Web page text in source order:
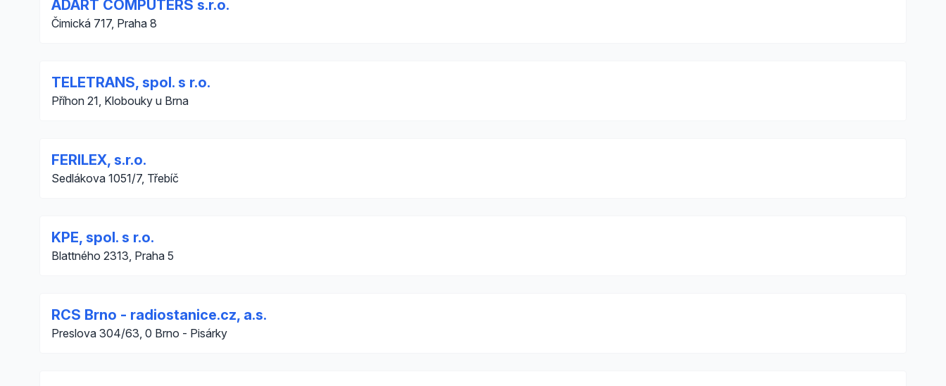
ADART COMPUTERS s.r.o.
Čimická 717, Praha 8
TELETRANS, spol. s r.o.
Příhon 21, Klobouky u Brna
FERILEX, s.r.o.
Sedlákova 1051/7, Třebíč
KPE, spol. s r.o.
Blattného 2313, Praha 5
RCS Brno - radiostanice.cz, a.s.
Preslova 304/63, 0 Brno - Pisárky